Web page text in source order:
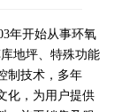
年开始从事环氧
地坪、特殊功能
制技术，多年
化，为用户提供